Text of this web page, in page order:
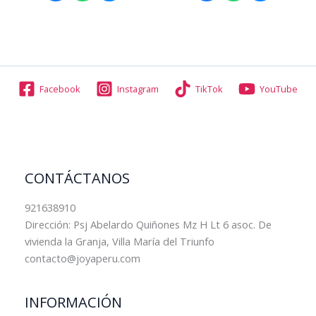
Facebook Instagram TikTok YouTube
CONTÁCTANOS
921638910
Dirección: Psj Abelardo Quiñones Mz H Lt 6 asoc. De
vivienda la Granja, Villa María del Triunfo
contacto@joyaperu.com
INFORMACIÓN